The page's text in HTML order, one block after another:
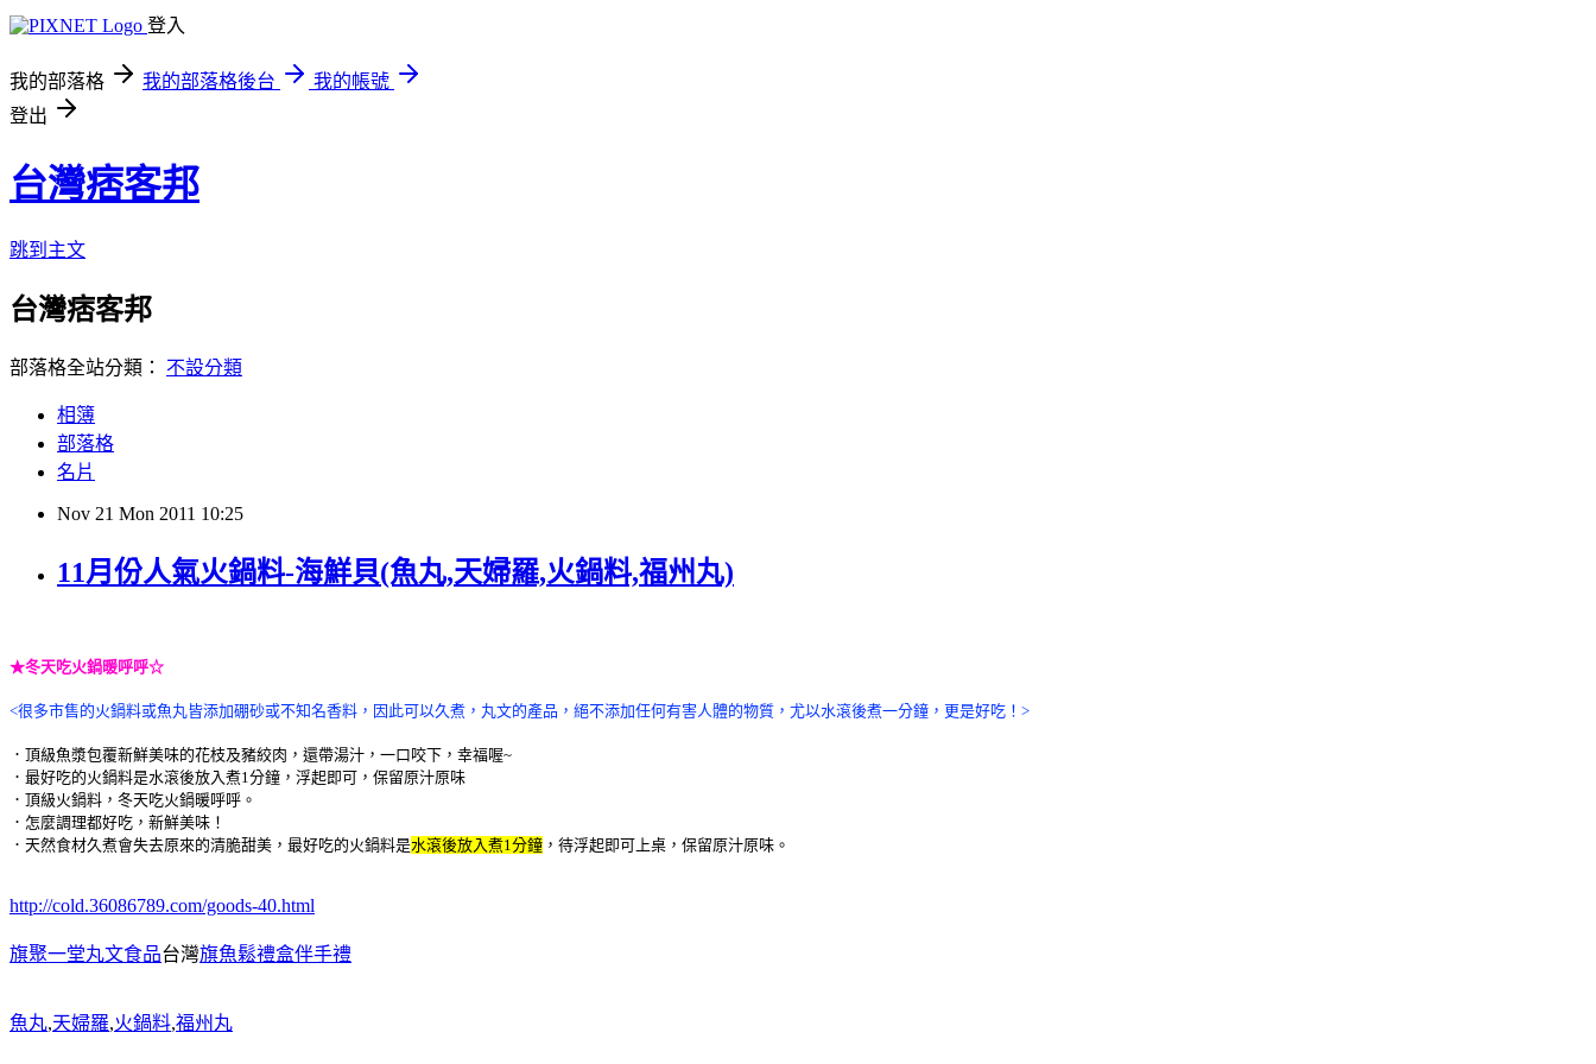
登入
我的部落格 我的部落格後台
我的帳號
登出
台灣痞客邦
跳到主文
台灣痞客邦
部落格全站分類： 不設分類
相簿
部落格
名片
Nov 21 Mon 2011 10:25
11月份人氣火鍋料-海鮮貝(魚丸,天婦羅,火鍋料,福州丸)
★冬天吃火鍋暖呼呼☆
<很多市售的火鍋料或魚丸皆添加硼砂或不知名香料，因此可以久煮，丸文的產品，絕不添加任何有害人體的物質，尤以水滾後煮一分鐘，更是好吃！>
．頂級魚漿包覆新鮮美味的花枝及豬絞肉，還帶湯汁，一口咬下，幸福喔~
．最好吃的火鍋料是水滾後放入煮1分鐘，浮起即可，保留原汁原味
．頂級火鍋料，冬天吃火鍋暖呼呼。
．怎麼調理都好吃，新鮮美味！
．天然食材久煮會失去原來的清脆甜美，最好吃的火鍋料是水滾後放入煮1分鐘 ，待浮起即可上桌 ，保留原汁原味。
http://cold.36086789.com/goods-40.html
旗聚一堂丸文食品台灣旗魚鬆禮盒伴手禮
魚丸,天婦羅,火鍋料,福州丸